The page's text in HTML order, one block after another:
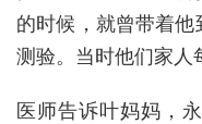
的时候，就曾带着
测验。当时他们家人
医师告诉叶妈妈，